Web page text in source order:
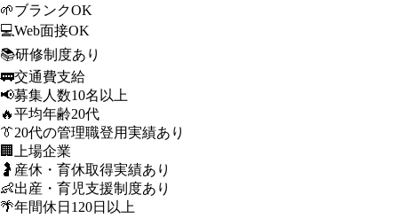
🌱ブランクOK
💻Web面接OK
📚研修制度あり
🚃交通費支給
📢募集人数10名以上
🔥平均年齢20代
👔20代の管理職登用実績あり
🏢
上場企業
🤰 産休・育休取得実績あり
👶出産・育児支援制度あり
🌴年間休日120日以上